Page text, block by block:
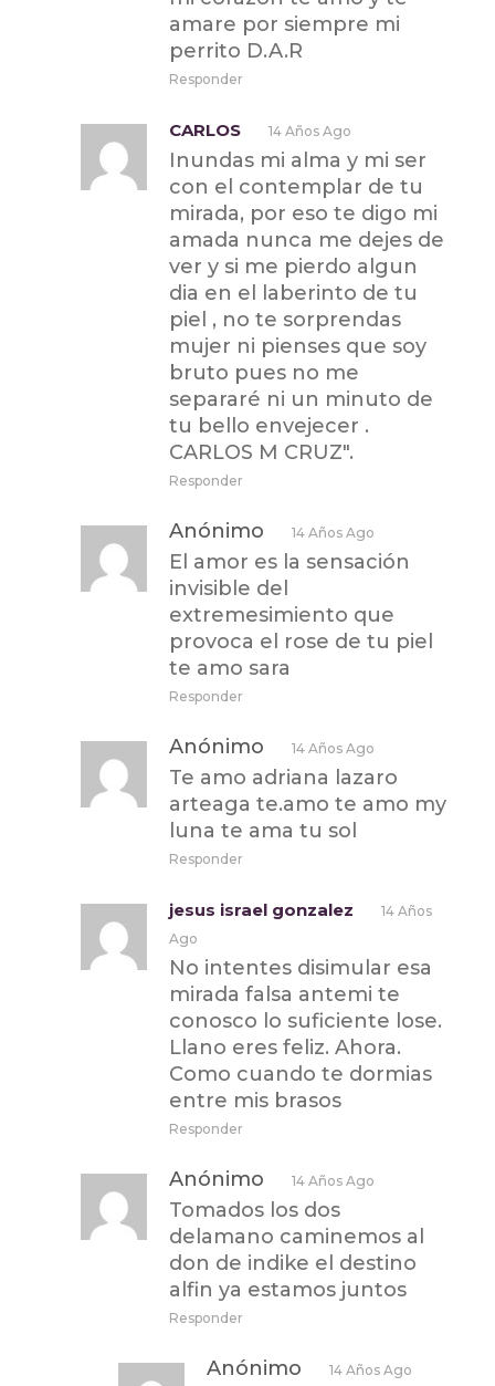
amare por siempre mi
perrito D.A.R
Responder
CARLOS 14 Años Ago
Inundas mi alma y mi ser
con el contemplar de tu
mirada, por eso te digo mi
amada nunca me dejes de
ver y si me pierdo algun
dia en el laberinto de tu
piel , no te sorprendas
mujer ni pienses que soy
bruto pues no me
separaré ni un minuto de
tu bello envejecer .
CARLOS M CRUZ".
Responder
Anónimo 14 Años Ago
El amor es la sensación
invisible del
extremesimiento que
provoca el rose de tu piel
te amo sara
Responder
Anónimo 14 Años Ago
Te amo adriana lazaro
arteaga te.amo te amo my
luna te ama tu sol
Responder
jesus israel gonzalez
14 Años
Ago
No intentes disimular esa
mirada falsa antemi te
conosco lo suficiente lose.
Llano eres feliz. Ahora.
Como cuando te dormias
entre mis brasos
Responder
Anónimo 14 Años Ago
Tomados los dos
delamano caminemos al
don de indike el destino
alfin ya estamos juntos
Responder
Anónimo 14 Años Ago